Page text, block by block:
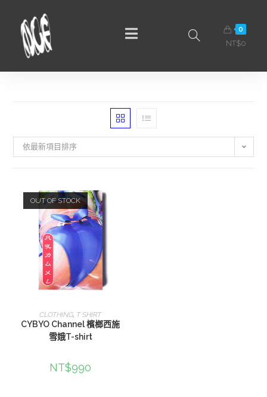
0
NT$0
依最新項目排序
OUT OF STOCK
選擇規格
CLOTHING, T SHIRT
CYBYO Channel 檳榔西施
雪娥T-shirt
NT$990